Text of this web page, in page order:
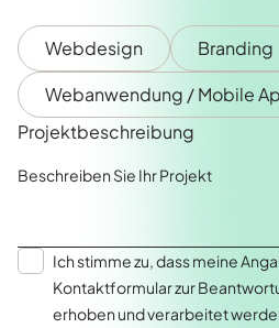
Webdesign Branding
Webanwendung / Mobile
Projektbeschreibung
Ich stimme zu, dass meine
Kontaktformular zur
erhoben und verarbeitet